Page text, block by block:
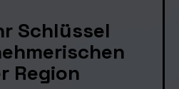
Schlüssel
Region